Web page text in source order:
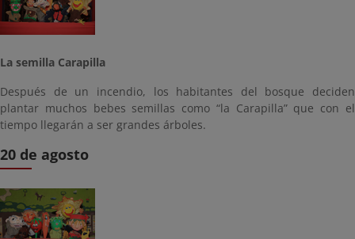
La semilla Carapilla
Después de un incendio, los habitantes del bosque deciden
plantar muchos bebes semillas como “la Carapilla” que con el
tiempo llegarán a ser grandes árboles.
20 de agosto